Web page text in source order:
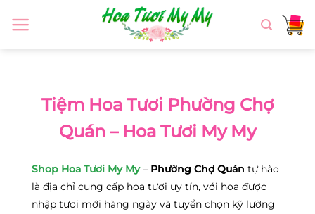
đến
Tiệm Hoa Tươi Phường Chợ
Quán – Hoa Tươi My My
Shop Hoa Tươi My My– Phường Chợ Quán tự hào
là địa chỉ cung cấp hoa tươi uy tín, với hoa được
nhập tươi mới hàng ngày và tuyển chọn kỹ lưỡng